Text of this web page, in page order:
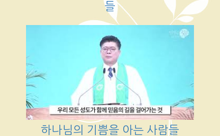
들
하나님의 기쁨을 아는 사람들